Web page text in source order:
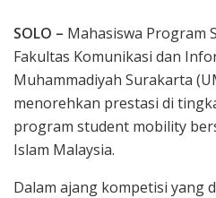
SOLO – Mahasiswa Program
Fakultas Komunikasi dan
Muhammadiyah Surakarta
menorehkan prestasi di
program student mobility
Islam Malaysia.
Dalam ajang kompetisi yang